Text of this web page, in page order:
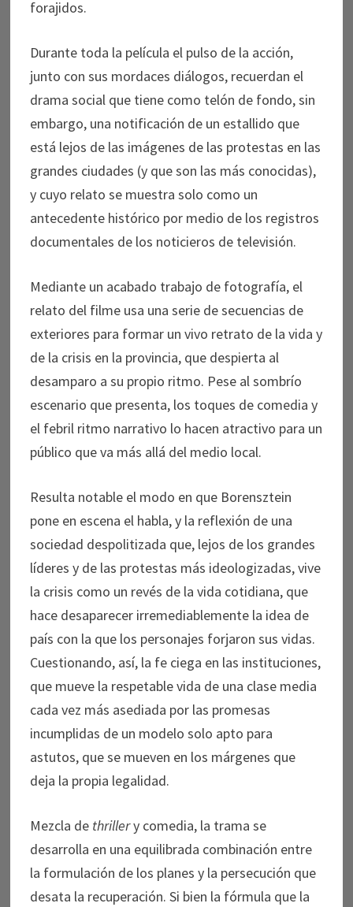
forajidos.
Durante toda la película el pulso de la acción,
junto con sus mordaces diálogos, recuerdan el
drama social que tiene como telón de fondo, sin
embargo, una notificación de un estallido que
está lejos de las imágenes de las protestas en las
grandes ciudades (y que son las más conocidas),
y cuyo relato se muestra solo como un
antecedente histórico por medio de los registros
documentales de los noticieros de televisión.
Mediante un acabado trabajo de fotografía, el
relato del filme usa una serie de secuencias de
exteriores para formar un vivo retrato de la vida y
de la crisis en la provincia, que despierta al
desamparo a su propio ritmo. Pese al sombrío
escenario que presenta, los toques de comedia y
el febril ritmo narrativo lo hacen atractivo para un
público que va más allá del medio local.
Resulta notable el modo en que Borensztein
pone en escena el habla, y la reflexión de una
sociedad despolitizada que, lejos de los grandes
líderes y de las protestas más ideologizadas, vive
la crisis como un revés de la vida cotidiana, que
hace desaparecer irremediablemente la idea de
país con la que los personajes forjaron sus vidas.
Cuestionando, así, la fe ciega en las instituciones,
que mueve la respetable vida de una clase media
cada vez más asediada por las promesas
incumplidas de un modelo solo apto para
astutos, que se mueven en los márgenes que
deja la propia legalidad.
Mezcla de thrillery comedia, la trama se
desarrolla en una equilibrada combinación entre
la formulación de los planes y la persecución que
desata la recuperación. Si bien la fórmula que la